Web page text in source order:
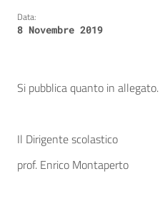
Data:
8 Novembre 2019
Si pubblica quanto in allegato.
Il Dirigente scolastico
prof. Enrico Montaperto